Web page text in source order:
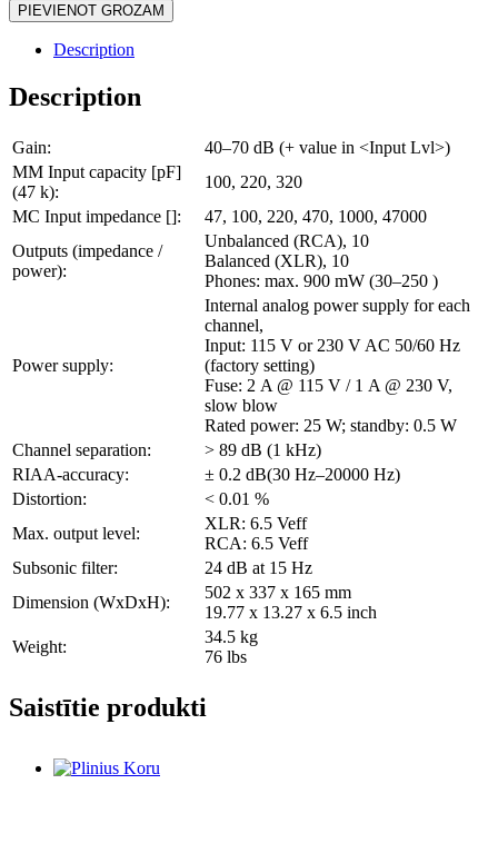
PIEVIENOT GROZAM
Description
Description
Gain:
40–70 dB (+ value in <Input Lvl>)
MM Input capacity [pF]
(47 k):
100, 220, 320
MC Input impedance []:
47, 100, 220, 470, 1000, 47000
Outputs (impedance /
power):
Unbalanced (RCA), 10
Balanced (XLR), 10
Phones: max. 900 mW (30–250 )
Power supply:
Internal analog power supply for each
channel,
Input: 115 V or 230 V AC 50/60 Hz
(factory setting)
Fuse: 2 A @ 115 V / 1 A @ 230 V,
slow blow
Rated power: 25 W; standby: 0.5 W
Channel separation:
> 89 dB (1 kHz)
RIAA-accuracy:
± 0.2 dB(30 Hz–20000 Hz)
Distortion:
< 0.01 %
Max. output level:
XLR: 6.5 Veff
RCA: 6.5 Veff
Subsonic filter:
24 dB at 15 Hz
Dimension (WxDxH):
502 x 337 x 165 mm
19.77 x 13.27 x 6.5 inch
Weight:
34.5 kg
76 lbs
Saistītie produkti